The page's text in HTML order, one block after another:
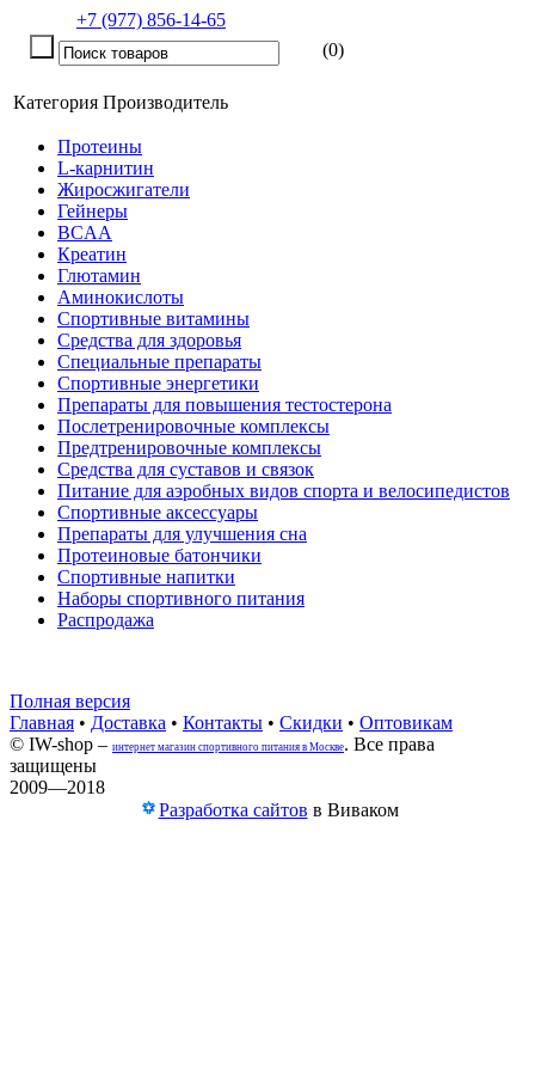
+7 (977) 856-14-65
(0)
Категория Производитель
Протеины
L-карнитин
Жиросжигатели
Гейнеры
BCAA
Креатин
Глютамин
Аминокислоты
Спортивные витамины
Средства для здоровья
Специальные препараты
Спортивные энергетики
Препараты для повышения тестостерона
Послетренировочные комплексы
Предтренировочные комплексы
Средства для суставов и связок
Питание для аэробных видов спорта и велосипедистов
Спортивные аксессуары
Препараты для улучшения сна
Протеиновые батончики
Спортивные напитки
Наборы спортивного питания
Распродажа
Полная версия
Главная • Доставка • Контакты • Скидки • Оптовикам
© IW-shop – интернет магазин спортивного питания в Москве. Все права
защищены
2009—2018
Разработка сайтов в Виваком